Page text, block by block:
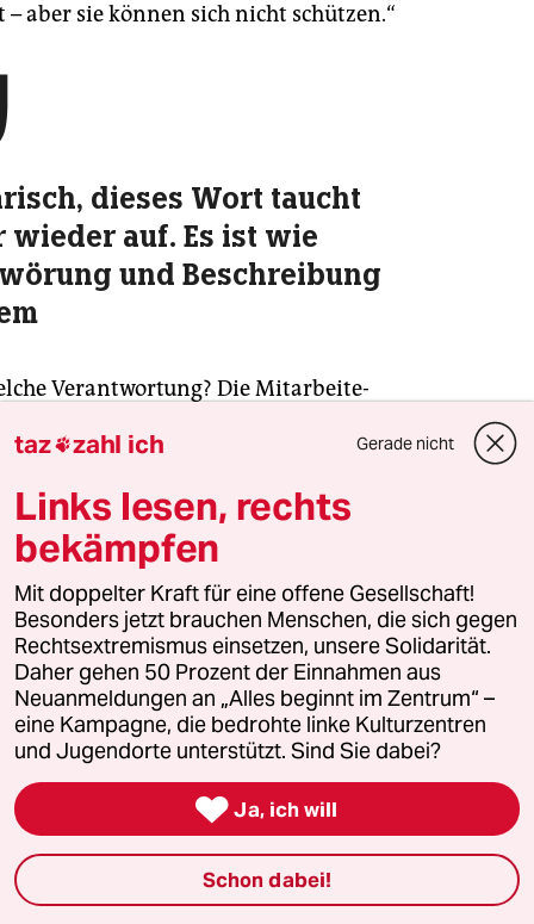
aber sie können sich nicht schützen.“
dieses Wort taucht
wieder auf. Es ist wie
und Beschreibung
Verantwortung? Die Mit­ar­bei­te­
zu denken und vielleicht funktioniert
stehen damit quer zu dem, wohin
neigt: die Verantwortung
selbst zu geben. Ernährt euch gut,
– dann bleibt ihr gesund und belastet
das ohnehin ächzt.
doch an, ruft die bürgerliche Mitte
unten krauchen, wir tun es auch.
fällt überall schwer
man zwischen Veddel
finden kann, eine gibt es doch:
taz zahl ich Gerade nicht
Links lesen, rechts
bekämpfen
Mit doppelter Kraft für eine offene Gesellschaft!
Besonders jetzt brauchen Menschen, die sich gegen
Rechtsextremismus einsetzen, unsere Solidarität.
Daher gehen 50 Prozent der Einnahmen aus
Neuanmeldungen an „Alles beginnt im Zentrum“ –
eine Kampagne, die bedrohte linke Kulturzentren
und Jugendorte unterstützt. Sind Sie dabei?
 Ja, ich will
Schon dabei!